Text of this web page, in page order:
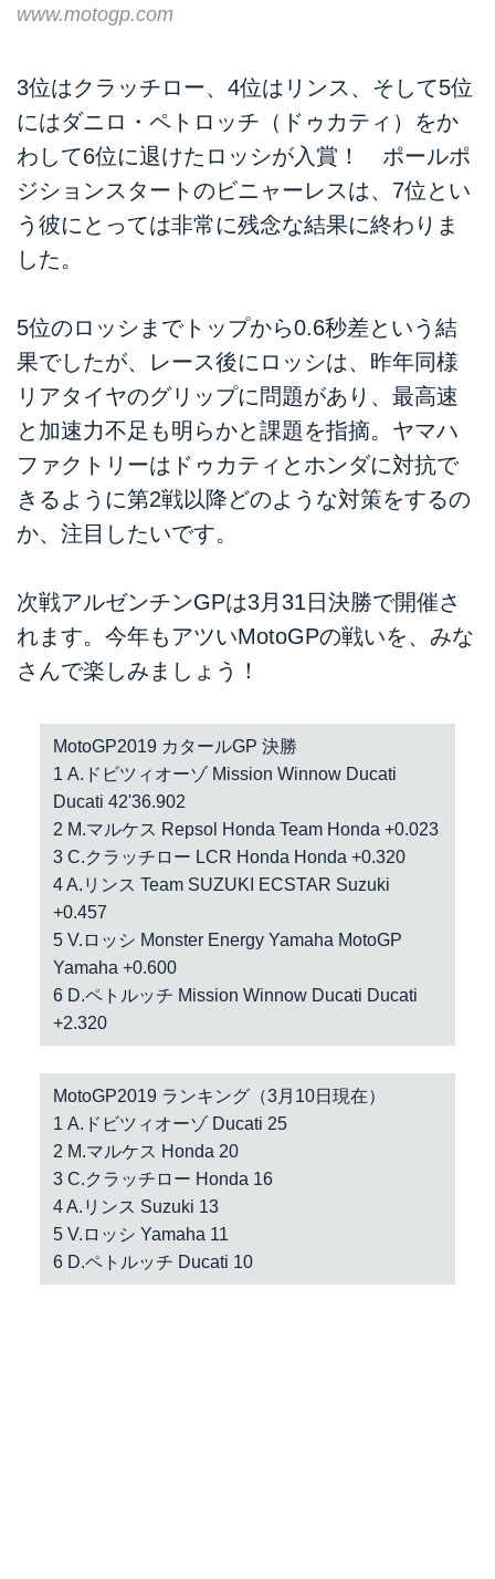
www.motogp.com
3位はクラッチロー、4位はリンス、そして5位
にはダニロ・ペトロッチ（ドゥカティ）をか
わして6位に退けたロッシが入賞！ ポールポ
ジションスタートのビニャーレスは、7位とい
う彼にとっては非常に残念な結果に終わりま
した。
5位のロッシまでトップから0.6秒差という結
果でしたが、レース後にロッシは、昨年同様
リアタイヤのグリップに問題があり、最高速
と加速力不足も明らかと課題を指摘。ヤマハ
ファクトリーはドゥカティとホンダに対抗で
きるように第2戦以降どのような対策をするの
か、注目したいです。
次戦アルゼンチンGPは3月31日決勝で開催さ
れます。今年もアツいMotoGPの戦いを、みな
さんで楽しみましょう！
MotoGP2019 カタールGP 決勝
1 A.ドビツィオーゾ Mission Winnow Ducati
Ducati 42'36.902
2 M.マルケス Repsol Honda Team Honda +0.023
3 C.クラッチロー LCR Honda Honda +0.320
4 A.リンス Team SUZUKI ECSTAR Suzuki
+0.457
5 V.ロッシ Monster Energy Yamaha MotoGP
Yamaha +0.600
6 D.ペトルッチ Mission Winnow Ducati Ducati
+2.320
MotoGP2019 ランキング（3月10日現在）
1 A.ドビツィオーゾ Ducati 25
2 M.マルケス Honda 20
3 C.クラッチロー Honda 16
4 A.リンス Suzuki 13
5 V.ロッシ Yamaha 11
6 D.ペトルッチ Ducati 10